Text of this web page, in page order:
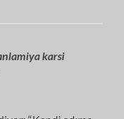
karsi